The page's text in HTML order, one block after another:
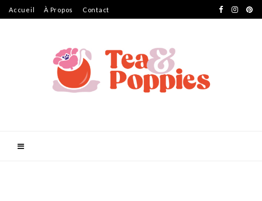
Accueil À Propos Contact